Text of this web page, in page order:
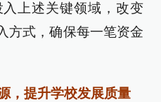
上述关键领域，改变
方式，确保每一笔资金
，提升学校发展质量